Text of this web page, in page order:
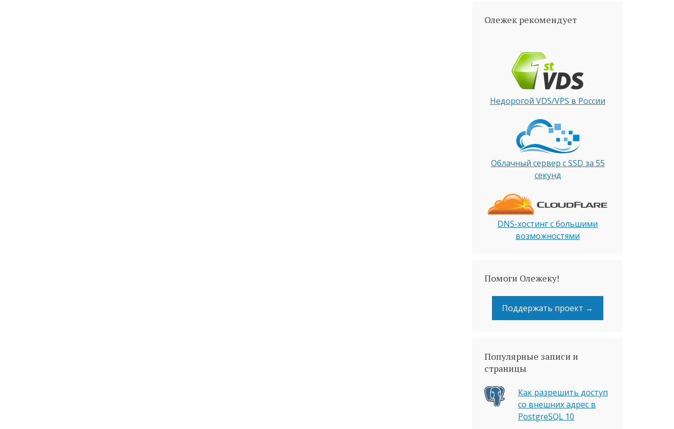
Олежек рекомендует
Недорогой VDS/VPS в России
Облачный сервер с SSD за 55
секунд
DNS-хостинг с большими
возможностями
Помоги Олежеку!
Поддержать проект →
Популярные записи и
страницы
Как разрешить доступ
со внешних адрес в
PostgreSQL 10